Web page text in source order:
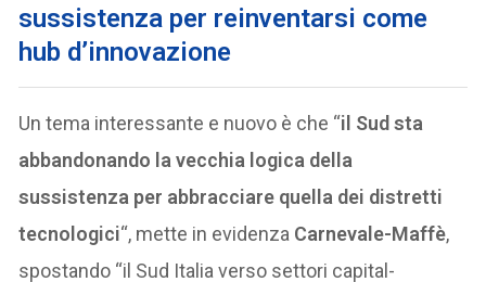
sussistenza per reinventarsi come
hub d’innovazione
Un tema interessante e nuovo è che “il Sud sta
abbandonando la vecchia logica della
sussistenza per abbracciare quella dei distretti
tecnologici“, mette in evidenza Carnevale-Maffè,
spostando “il Sud Italia verso settori capital-